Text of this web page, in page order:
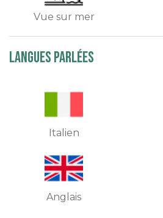
Vue sur mer
Langues parlées
Italien
Anglais